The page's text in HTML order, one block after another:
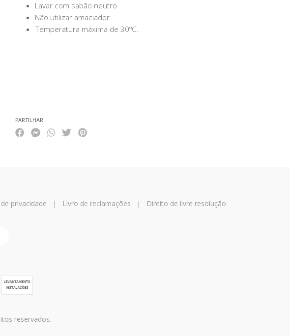
Lavar com sabão neutro
Não utilizar amaciador
Temperatura máxima de 30ºC.
PARTILHAR
privacidade | Livro de reclamações | Direito de livre resolução
reservados.